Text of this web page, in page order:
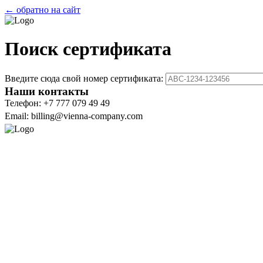
← обратно на сайт
Поиск сертификата
Введите сюда свой номер сертификата:
Наши контакты
Телефон: +7 777 079 49 49
Email: billing@vienna-company.com